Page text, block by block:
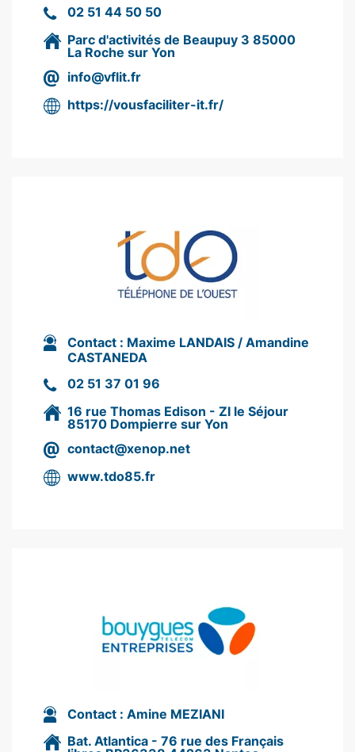
02 51 44 50 50
Parc d'activités de Beaupuy 3 85000
La Roche sur Yon
info@vflit.fr
https://vousfaciliter-it.fr/
Contact : Maxime LANDAIS / Amandine
CASTANEDA
02 51 37 01 96
16 rue Thomas Edison - ZI le Séjour
85170 Dompierre sur Yon
contact@xenop.net
www.tdo85.fr
Contact : Amine MEZIANI
Bat. Atlantica - 76 rue des Français